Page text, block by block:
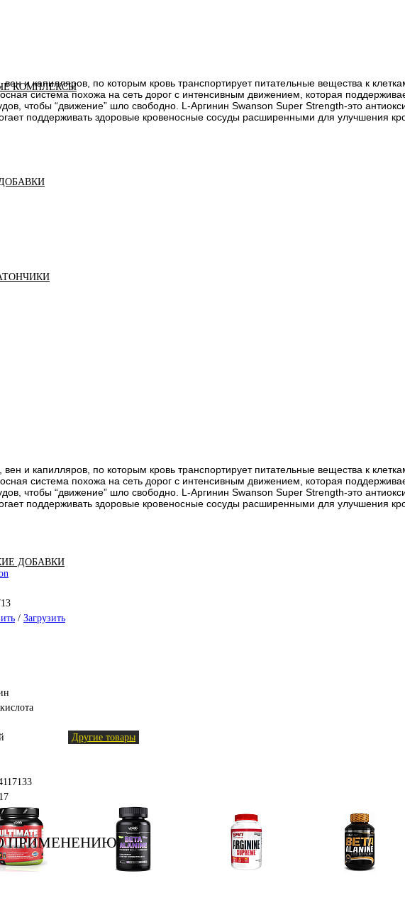
КОМПЛЕКСЫ
ДОБАВКИ
и капилляров, по которым кровь транспортирует питательные вещества к
система похожа на сеть дорог с интенсивным движением, которая
чтобы “движение” шло свободно. L-Аргинин Swanson Super Strength-это
поддерживать здоровые кровеносные сосуды расширенными для улучшения
и капилляров, по которым кровь транспортирует питательные вещества к
система похожа на сеть дорог с интенсивным движением, которая
чтобы “движение” шло свободно. L-Аргинин Swanson Super Strength-это
поддерживать здоровые кровеносные сосуды расширенными для улучшения
/ Загрузить
Другие товары
ПРИМЕНЕНИЮ